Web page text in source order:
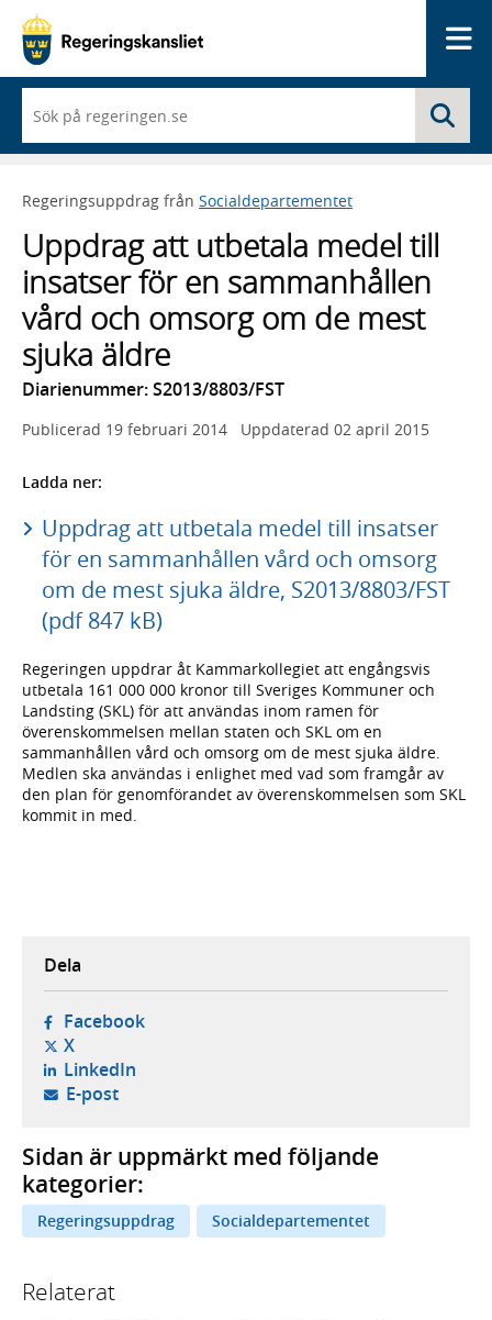
du
börjar
skriva
framträder
lista
med
sökförslag
Regeringsuppdrag från Socialdepartementet
Uppdrag att utbetala medel till
insatser för en sammanhållen
vård och omsorg om de mest
sjuka äldre
Diarienummer: S2013/8803/FST
Publicerad 19 februari 2014 Uppdaterad 02 april 2015
Ladda ner:
Uppdrag att utbetala medel till insatser
för en sammanhållen vård och omsorg
om de mest sjuka äldre, S2013/8803/FST
(pdf 847 kB)
Regeringen uppdrar åt Kammarkollegiet att engångsvis
utbetala 161 000 000 kronor till Sveriges Kommuner och
Landsting (SKL) för att användas inom ramen för
överenskommelsen mellan staten och SKL om en
sammanhållen vård och omsorg om de mest sjuka äldre.
Medlen ska användas i enlighet med vad som framgår av
den plan för genomförandet av överenskommelsen som SKL
kommit in med.
Dela
Facebook- öppnas i ny flik, extern webbplats,
X- öppnas i ny flik, extern webbplats,
LinkedIn- öppnas i ny flik, extern webbplats,
E-post- öppnar din e-postklient,
Sidan är uppmärkt med följande
kategorier:
Regeringsuppdrag Socialdepartementet
Relaterat